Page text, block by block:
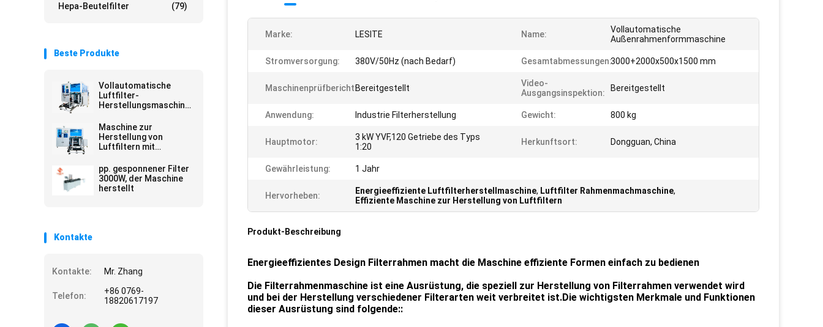
Hepa-Beutelfilter (79)
Beste Produkte
Vollautomatische
Luftfilter-
Herstellungsmaschine
Steuerungssystem für
Hochgeschwindigkeits-
und unbemannten
Maschine zur
Herstellung von
Luftfiltern mit
Beutel- und
Nietenlösungen für die
Herstellung und
pp. gesponnener Filter
3000W, der Maschine
herstellt
Kontakte
Kontakte: Mr. Zhang
Telefon:
+86 0769-
18820617197
Marke: LESITE Name:
Vollautomatische
Außenrahmenformmaschine
Stromversorgung: 380V/50Hz (nach Bedarf) Gesamtabmessungen:3000+2000x500x1500 mm
Maschinenprüfbericht:Bereitgestellt
Video-
Ausgangsinspektion:
Bereitgestellt
Anwendung: Industrie Filterherstellung Gewicht: 800 kg
Hauptmotor:
3 kW YVF,120 Getriebe des Typs
1:20
Herkunftsort: Dongguan, China
Gewährleistung: 1 Jahr
Hervorheben: Energieeffiziente Luftfilterherstellmaschine, Luftfilter Rahmenmachmaschine,
Effiziente Maschine zur Herstellung von Luftfiltern
Produkt-Beschreibung
Energieeffizientes Design Filterrahmen macht die Maschine effiziente Formen einfach zu bedienen
Die Filterrahmenmaschine ist eine Ausrüstung, die speziell zur Herstellung von Filterrahmen verwendet wird
und bei der Herstellung verschiedener Filterarten weit verbreitet ist.Die wichtigsten Merkmale und Funktionen
dieser Ausrüstung sind folgende::